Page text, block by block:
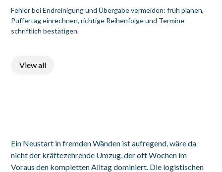
Fehler bei Endreinigung und Übergabe vermeiden: früh planen,
Puffertag einrechnen, richtige Reihenfolge und Termine
schriftlich bestätigen.
View all
Ein Neustart in fremden Wänden ist aufregend, wäre da
nicht der kräftezehrende Umzug, der oft Wochen im
Voraus den kompletten Alltag dominiert. Die logistischen